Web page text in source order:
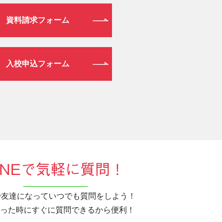
資料請求フォーム
入校申込フォーム
で気軽に質問！
達になっていつでも質問をしよう！
た時にすぐに質問できるから便利！